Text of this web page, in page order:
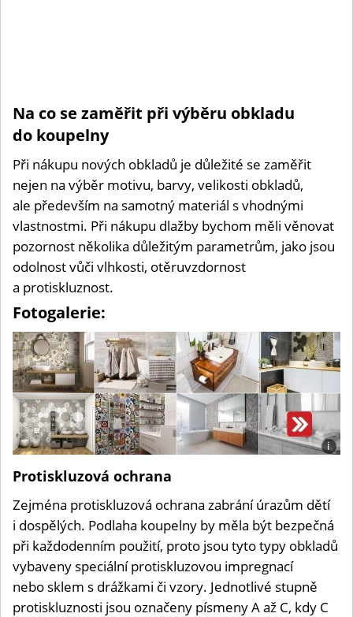
Na co se zaměřit při výběru obkladu
do koupelny
Při nákupu nových obkladů je důležité se zaměřit
nejen na výběr motivu, barvy, velikosti obkladů,
ale především na samotný materiál s vhodnými
vlastnostmi. Při nákupu dlažby bychom měli věnovat
pozornost několika důležitým parametrům, jako jsou
odolnost vůči vlhkosti, otěruvzdornost
a protiskluznost.
Fotogalerie:
i
Foto:
Protiskluzová ochrana
Zejména protiskluzová ochrana zabrání úrazům dětí
i dospělých. Podlaha koupelny by měla být bezpečná
při každodenním použití, proto jsou tyto typy obkladů
vybaveny speciální protiskluzovou impregnací
nebo sklem s drážkami či vzory. Jednotlivé stupně
protiskluznosti jsou označeny písmeny A až C, kdy C